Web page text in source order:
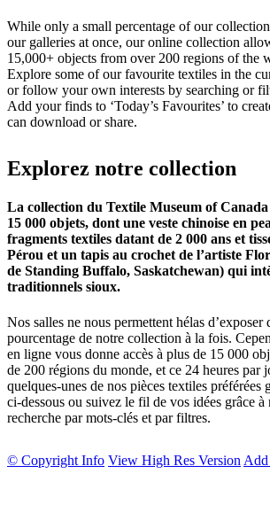
While only a small percentage of our
our galleries at once, our online collection
15,000+ objects from over 200 regions of the
Explore some of our favourite textiles in the
or follow your own interests by searching or
Add your finds to ‘Today’s Favourites’ to
can download or share.
Explorez notre collection
La collection du Textile Museum of
15 000 objets, dont une veste chinoise en
fragments textiles datant de 2 000 ans et
Pérou et un tapis au crochet de l’artiste
de Standing Buffalo, Saskatchewan) qui
traditionnels sioux.
Nos salles ne nous permettent hélas d’exposer
pourcentage de notre collection à la fois.
en ligne vous donne accès à plus de 15 000
de 200 régions du monde, et ce 24 heures par
quelques-unes de nos pièces textiles préférées
ci-dessous ou suivez le fil de vos idées grâce à
recherche par mots-clés et par filtres.
© Copyright Info View High Res Version Add